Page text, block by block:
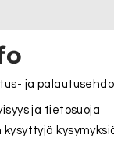
ja
ja tietosuoja
kysyttyjä